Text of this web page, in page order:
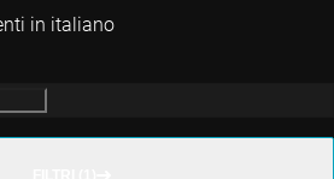
in italiano